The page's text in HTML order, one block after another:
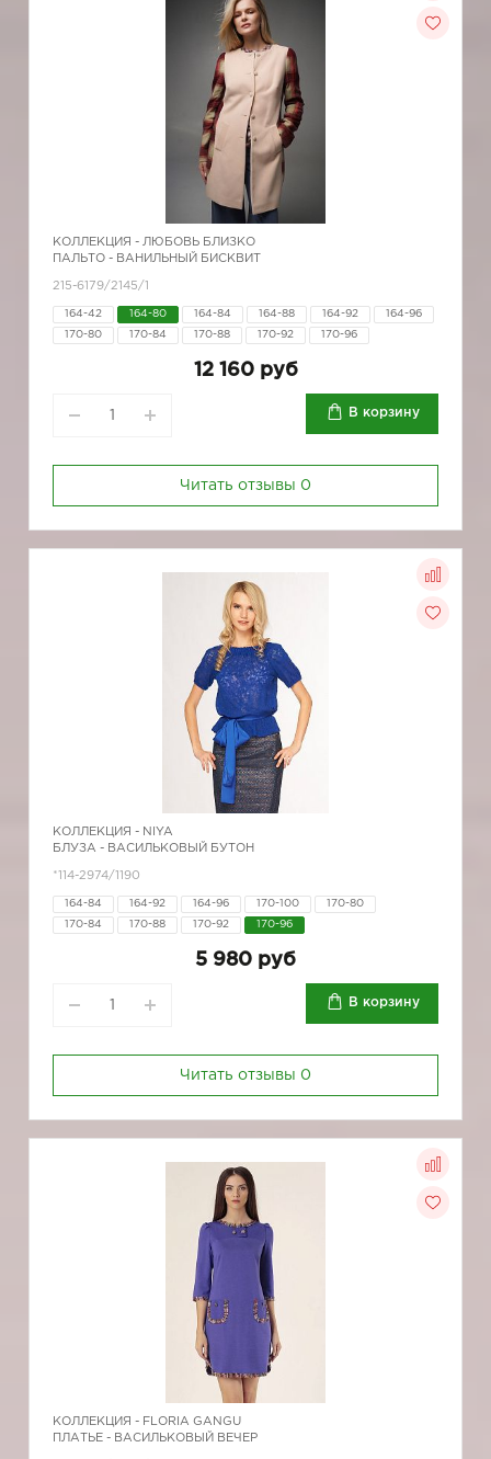
КОЛЛЕКЦИЯ - ЛЮБОВЬ БЛИЗКО
ПАЛЬТО - ВАНИЛЬНЫЙ БИСКВИТ
215-6179/2145/1
164-42 164-80 164-84 164-88 164-92 164-96
170-80 170-84 170-88 170-92 170-96
12 160 руб
В корзину
Читать отзывы 0
КОЛЛЕКЦИЯ - NIYA
БЛУЗА - ВАСИЛЬКОВЫЙ БУТОН
*114-2974/1190
164-84 164-92 164-96 170-100 170-80
170-84 170-88 170-92 170-96
5 980 руб
В корзину
Читать отзывы 0
КОЛЛЕКЦИЯ - FLORIA GANGU
ПЛАТЬЕ - ВАСИЛЬКОВЫЙ ВЕЧЕР